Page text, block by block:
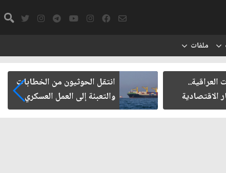
ملفات
العراقية..
الاقتصادية
انتقل الحوثيون من الخطابات
والتعبئة إلى العمل العسكري